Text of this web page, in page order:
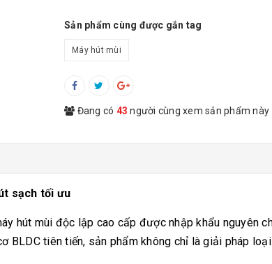
Sản phẩm cùng được gắn tag
Máy hút mùi
Đang có 43 người cùng xem sản phẩm này
sạch tối ưu
hút mùi độc lập cao cấp được nhập khẩu nguyên
BLDC tiên tiến, sản phẩm không chỉ là giải pháp